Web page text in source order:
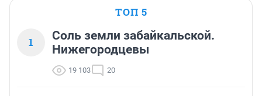
ТОП 5
1
Соль земли забайкальской.
Нижегородцевы
19 103 20